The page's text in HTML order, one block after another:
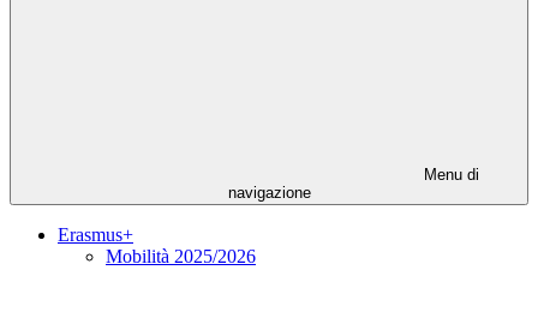
Menu di
navigazione
Erasmus+
Mobilità 2025/2026